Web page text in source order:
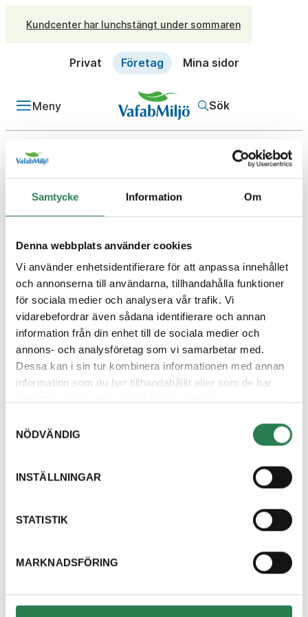
Samtycke Information Om
Denna webbplats använder cookies
Vi använder enhetsidentifierare för att anpassa innehållet
och annonserna till användarna, tillhandahålla funktioner
för sociala medier och analysera vår trafik. Vi
vidarebefordrar även sådana identifierare och annan
information från din enhet till de sociala medier och
annons- och analysföretag som vi samarbetar med.
Dessa kan i sin tur kombinera informationen med annan
information som du har tillhandahållit eller som de har
NÖDVÄNDIG
INSTÄLLNINGAR
STATISTIK
MARKNADSFÖRING
Kundcenter har lunchstängt under sommaren
Privat Företag Mina sidor
Meny Sök
Företag
Hur dimensioneras en
miljöbod på bästa sätt?
Börja med att titta i Avfall Sveriges handbok för
avfallsutrymmen.Där finns en dime nsioneringstabell
på sida20 som går att använda sig av. Kontakta
gärna oss för att få mer råd och tips.
Du hittar Avfall Sveriges handbokhär.
Hittar du inte svar
på din fråga?
Välkommen att kontakta oss, vi finns här för
att hjälpa dig och svara på dina frågor.